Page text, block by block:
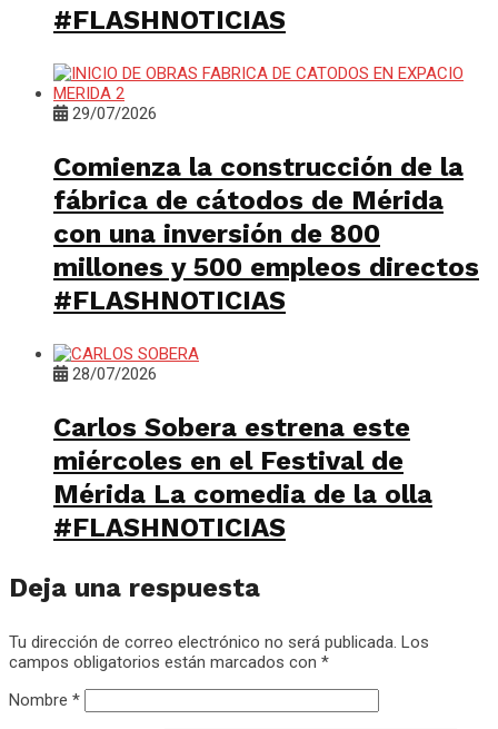
#FLASHNOTICIAS
29/07/2026
Comienza la construcción de la
fábrica de cátodos de Mérida
con una inversión de 800
millones y 500 empleos directos
#FLASHNOTICIAS
28/07/2026
Carlos Sobera estrena este
miércoles en el Festival de
Mérida La comedia de la olla
#FLASHNOTICIAS
Deja una respuesta
Tu dirección de correo electrónico no será publicada. Los
campos obligatorios están marcados con *
Nombre *